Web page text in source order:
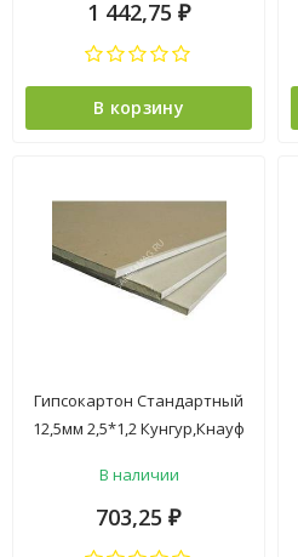
1 442,75 ₽
В корзину
Гипсокартон Стандартный
12,5мм 2,5*1,2 Кунгур,Кнауф
В наличии
703,25 ₽